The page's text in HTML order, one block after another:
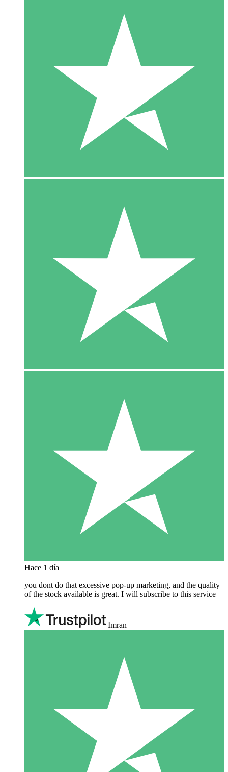
Hace 1 día
you dont do that excessive pop-up marketing, and the quality
of the stock available is great. I will subscribe to this service
Imran